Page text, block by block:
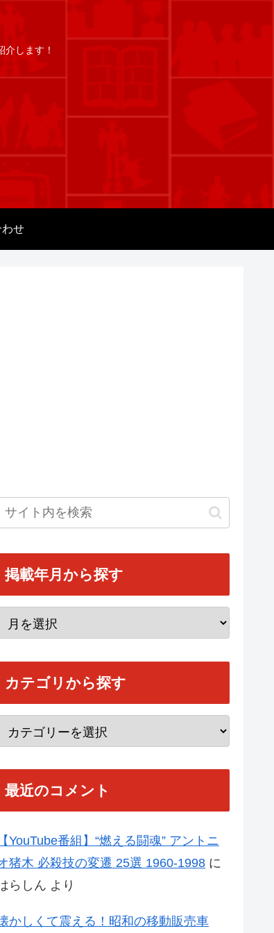
します！
わせ
掲載年月から探す
カテゴリから探す
最近のコメント
【YouTube番組】“燃える闘魂” アントニ
猪木 必殺技の変遷 25選 1960-1998 に
らしん より
かしくて震える！昭和の移動販売車